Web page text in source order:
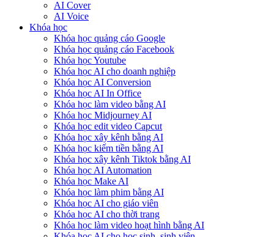
AI Cover
AI Voice
Khóa học
Khóa học quảng cáo Google
Khóa học quảng cáo Facebook
Khóa học Youtube
Khóa học AI cho doanh nghiệp
Khóa học AI Conversion
Khóa học AI In Office
Khóa học làm video bằng AI
Khóa học Midjourney AI
Khóa học edit video Capcut
Khóa học xây kênh bằng AI
Khóa học kiếm tiền bằng AI
Khóa học xây kênh Tiktok bằng AI
Khóa học AI Automation
Khóa học Make AI
Khóa học làm phim bằng AI
Khóa học AI cho giáo viên
Khóa học AI cho thời trang
Khóa học làm video hoạt hình bằng AI